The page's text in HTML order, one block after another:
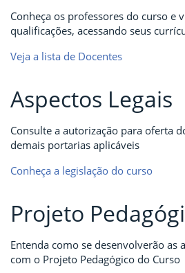
Conheça os professores do curso e
qualificações, acessando seus
Veja a lista de Docentes
Aspectos Legais
Consulte a autorização para oferta
demais portarias aplicáveis
Conheça a legislação do curso
Projeto
Entenda como se desenvolverão as
com o Projeto Pedagógico do Curso